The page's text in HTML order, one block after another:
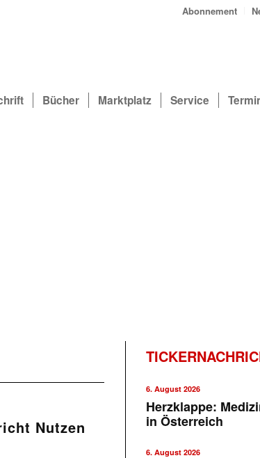
Abonnement
Bücher Marktplatz Service
Nutzen
6. August 2026
Herzklappe:
in Österreich
6. August 2026